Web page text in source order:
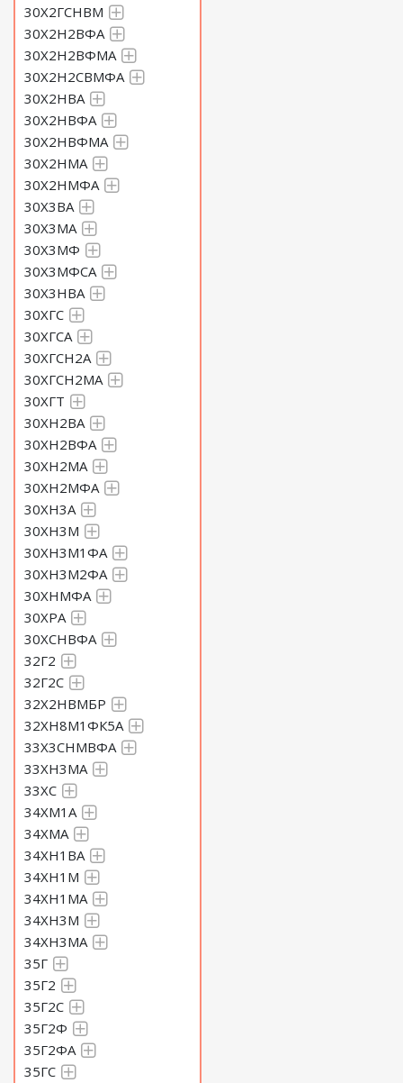
30Х2ГСНВМ
30Х2Н2ВФА
30Х2Н2ВФМА
30Х2Н2СВМФА
30Х2НВА
30Х2НВФА
30Х2НВФМА
30Х2НМА
30Х2НМФА
30Х3ВА
30Х3МА
30Х3МФ
30Х3МФСА
30Х3НВА
30ХГС
30ХГСА
30ХГСН2А
30ХГСН2МА
30ХГТ
30ХН2ВА
30ХН2ВФА
30ХН2МА
30ХН2МФА
30ХН3А
30ХН3М
30ХН3М1ФА
30ХН3М2ФА
30ХНМФА
30ХРА
30ХСНВФА
32Г2
32Г2С
32Х2НВМБР
32ХН8М1ФК5А
33Х3СНМВФА
33ХН3МА
33ХС
34ХМ1А
34ХМА
34ХН1ВА
34ХН1М
34ХН1МА
34ХН3М
34ХН3МА
35Г
35Г2
35Г2С
35Г2Ф
35Г2ФА
35ГС